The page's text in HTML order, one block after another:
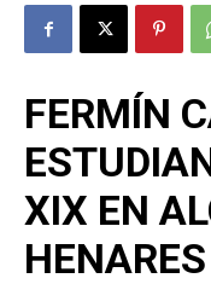
FERMÍN
XIX EN
HENARES